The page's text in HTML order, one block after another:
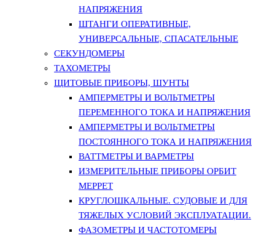
НАПРЯЖЕНИЯ
ШТАНГИ ОПЕРАТИВНЫЕ,
УНИВЕРСАЛЬНЫЕ, СПАСАТЕЛЬНЫЕ
СЕКУНДОМЕРЫ
ТАХОМЕТРЫ
ЩИТОВЫЕ ПРИБОРЫ, ШУНТЫ
АМПЕРМЕТРЫ И ВОЛЬТМЕТРЫ
ПЕРЕМЕННОГО ТОКА И НАПРЯЖЕНИЯ
АМПЕРМЕТРЫ И ВОЛЬТМЕТРЫ
ПОСТОЯННОГО ТОКА И НАПРЯЖЕНИЯ
ВАТТМЕТРЫ И ВАРМЕТРЫ
ИЗМЕРИТЕЛЬНЫЕ ПРИБОРЫ ОРБИТ
МЕРРЕТ
КРУГЛОШКАЛЬНЫЕ. СУДОВЫЕ И ДЛЯ
ТЯЖЕЛЫХ УСЛОВИЙ ЭКСПЛУАТАЦИИ.
ФАЗОМЕТРЫ И ЧАСТОТОМЕРЫ